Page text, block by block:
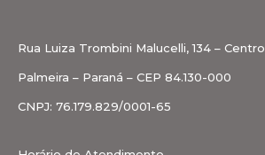
Rua Luiza Trombini Malucelli, 134 – Centro
Palmeira – Paraná – CEP 84.130-000
CNPJ: 76.179.829/0001-65